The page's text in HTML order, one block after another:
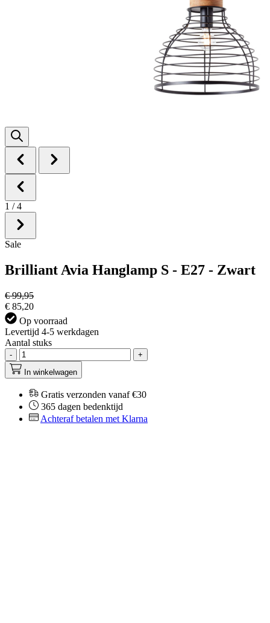
1 / 4
Sale
Brilliant Avia Hanglamp S - E27 - Zwart
€ 99,95
€ 85,20
Op voorraad
Levertijd 4-5 werkdagen
Aantal stuks
-
+
In winkelwagen
Gratis verzonden vanaf €30
365 dagen bedenktijd
Achteraf betalen met Klarna